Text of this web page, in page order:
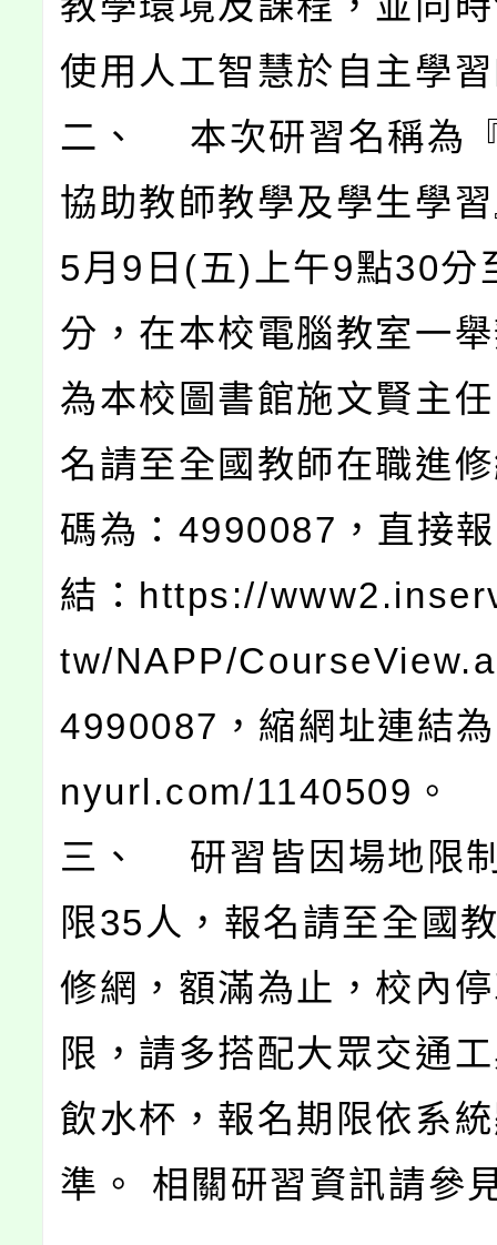
使用人工智慧於自主學
二、 本次研習名稱為
協助教師教學及學生學
5月9日(五)上午9點30分
分，在本校電腦教室一
為本校圖書館施文賢主
名請至全國教師在職進
碼為：4990087，直接
結：https://
tw/NAPP/
4990087，縮網址連結
nyurl.com/1140509。
三、 研習皆因場地限
限35人，報名請至全國
修網，額滿為止，校內
限，請多搭配大眾交通
飲水杯，報名期限依系
準。 相關研習資訊請參